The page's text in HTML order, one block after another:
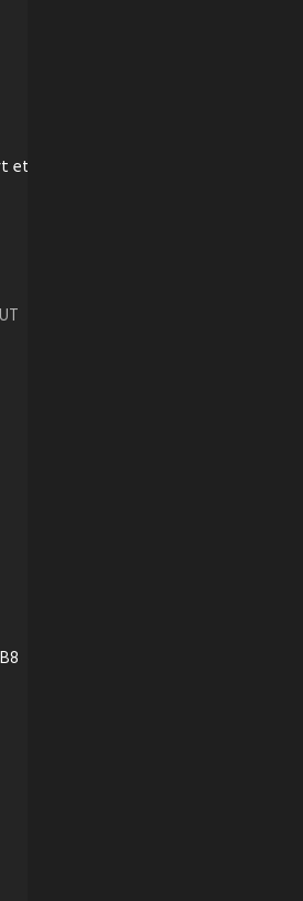
de logistique intégrées